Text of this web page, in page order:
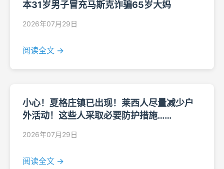
本31岁男子冒充马斯克诈骗65岁大妈
2026年07月29日
阅读全文 →
小心！夏格庄镇已出现！莱西人尽量减少户
外活动！这些人采取必要防护措施……
2026年07月29日
阅读全文 →